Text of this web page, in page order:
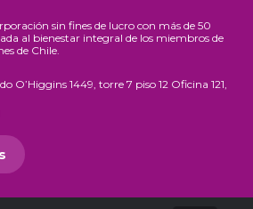
sin fines de lucro con más de 50
al bienestar integral de los miembros de
de Chile.
O’Higgins 1449, torre 7 piso 12 Oficina 121,